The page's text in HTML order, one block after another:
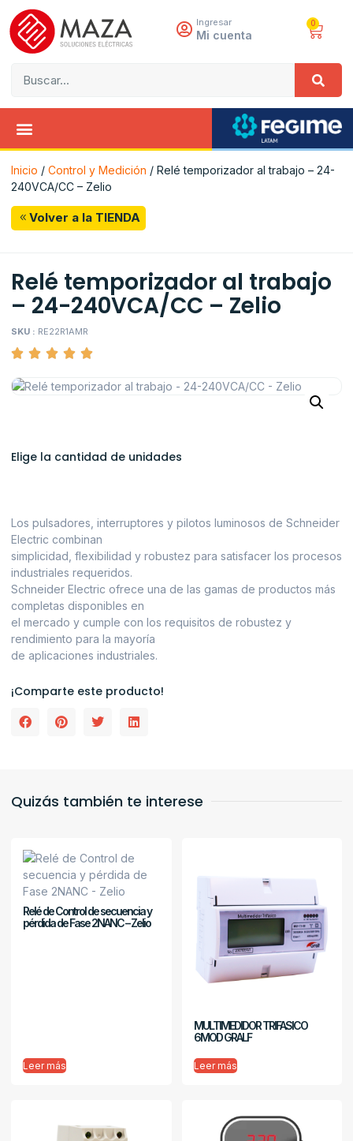
Ingresar
Mi cuenta
0
Inicio / Control y Medición / Relé temporizador al trabajo – 24-
240VCA/CC – Zelio
Volver a la TIENDA
Relé temporizador al trabajo
– 24-240VCA/CC – Zelio
SKU : RE22R1AMR
Elige la cantidad de unidades
Los pulsadores, interruptores y pilotos luminosos de Schneider
Electric combinan
simplicidad, flexibilidad y robustez para satisfacer los procesos
industriales requeridos.
Schneider Electric ofrece una de las gamas de productos más
completas disponibles en
el mercado y cumple con los requisitos de robustez y
rendimiento para la mayoría
de aplicaciones industriales.
¡Comparte este producto!
Quizás también te interese
Relé de Control de secuencia y
pérdida de Fase 2NANC – Zelio
Leer más
MULTIMEDIDOR TRIFASICO
6MOD GRALF
Leer más